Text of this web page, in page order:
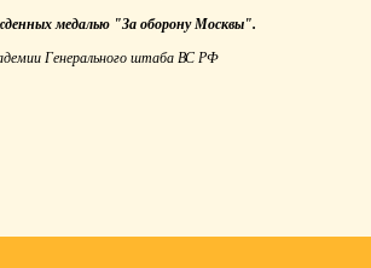
медалью "За оборону Москвы".
Генерального штаба ВС РФ